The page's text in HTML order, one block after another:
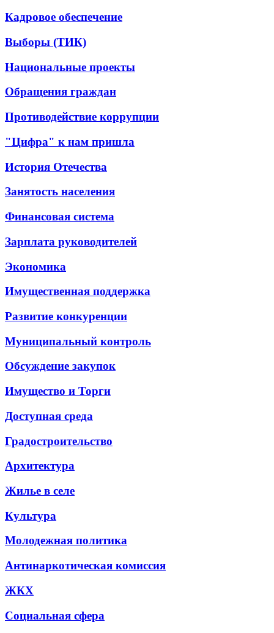
Кадровое обеспечение
Выборы (ТИК)
Национальные проекты
Обращения граждан
Противодействие коррупции
"Цифра" к нам пришла
История Отечества
Занятость населения
Финансовая система
Зарплата руководителей
Экономика
Имущественная поддержка
Развитие конкуренции
Муниципальный контроль
Обсуждение закупок
Имущество и Торги
Доступная среда
Градостроительство
Архитектура
Жилье в селе
Культура
Молодежная политика
Антинаркотическая комиссия
ЖКХ
Социальная сфера